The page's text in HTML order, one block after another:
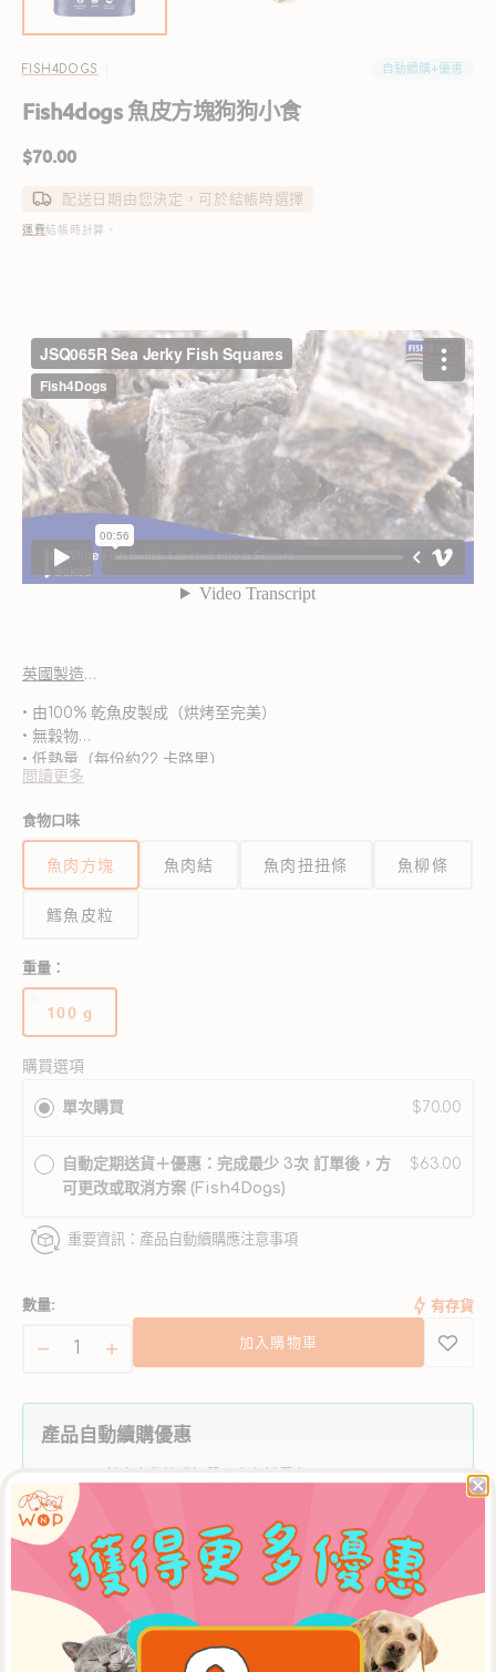
FISH4DOGS 自動續購+優惠
Fish4dogs 魚皮方塊狗狗小食
定
$70.00
配送日期由您決定，可於結帳時選擇
運費結帳時計算。
英國製造
• 由100% 乾魚皮製成（烘烤至完美）
• 無穀物
• 低熱量（每份約22 卡路里）
• Omega-3 有助於支持健康的皮膚和皮毛
• 易消化的蛋白質
閲讀更多
食物口味
魚肉方塊 魚肉結 魚肉扭扭條 魚柳條
鱈魚皮粒
重量：
100 g
版
已
完
無
法
用
購買選項
單次購買 $70.00
自動定期送貨＋優惠：完成最少 3次 訂單後，方
可更改或取消方案 (Fish4Dogs)
$63.00
重要資訊：產品自動續購應注意事項
數量:
Fish4dogs
方
狗
狗
量
Fish4dogs
方
塊
狗
小
食
數
量
有存貨
加入購物車
產品自動續購優惠
折扣產品如有更改或替換，恕不另行通知。
須完成至少 三次 配送週期後方可變更或取消方案。
自動續購訂單滿 港幣300元 可享免費配送服務。否
則，將收取 港幣50元 配送費用。
優惠不可轉讓，不可兌換現金。
Whiskers N Paws 保留修改條款權利。
建立自動續購計劃前，請先細閱完整的
計劃指南、條款